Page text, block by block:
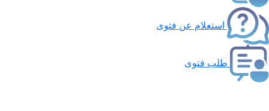
استعلام عن فتوى
طلب فتوى